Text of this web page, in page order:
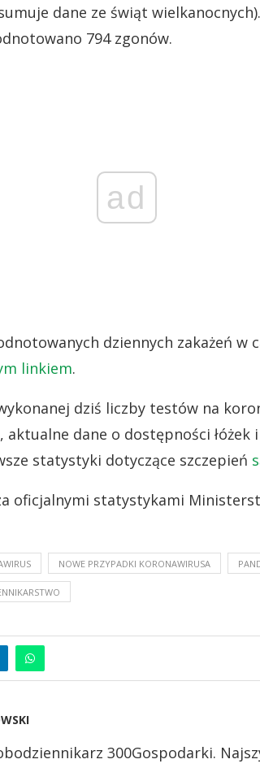
dane ze świąt
794 zgonów.
ad
dziennych zakażeń w
linkiem.
dziś liczby testów na
, aktualne dane o dostępności
statystyki dotyczące szczepień
oficjalnymi statystykami
NOWE PRZYPADKI KORONAWIRUSA
300Gospodarki.